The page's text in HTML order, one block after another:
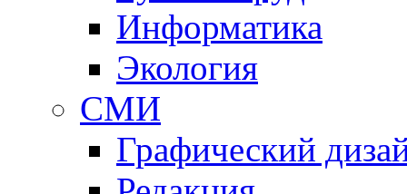
Информатика
Экология
СМИ
Графический